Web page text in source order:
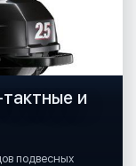
и
подвесных